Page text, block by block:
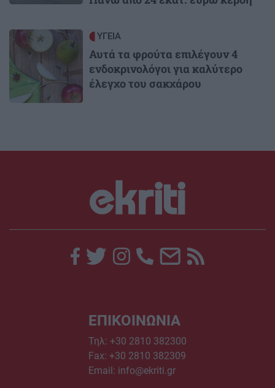
Image ΥΓΕΙΑ
Αυτά τα φρούτα επιλέγουν 4
ενδοκρινολόγοι για καλύτερο
έλεγχο του σακχάρου
ΕΠΙΚΟΙΝΩΝΙΑ
Τηλ: +30 2810 382300
Fax: +30 2810 382309
Email: info@ekriti.gr